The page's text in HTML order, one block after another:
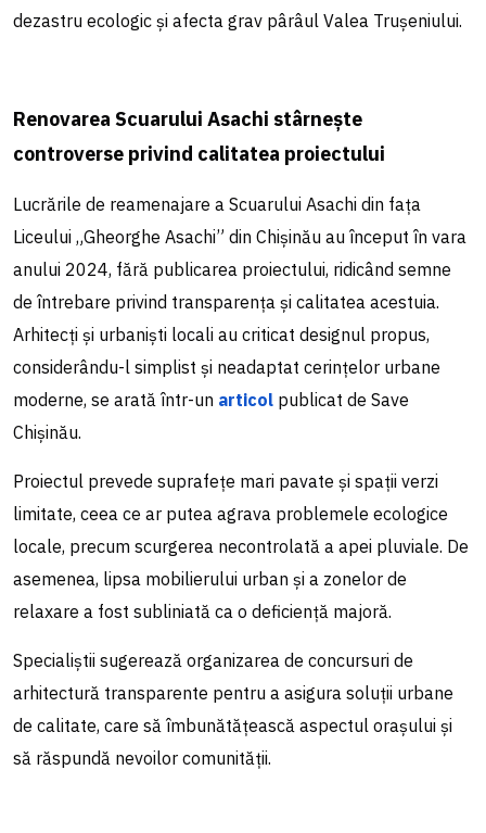
dezastru ecologic și afecta grav pârâul Valea Trușeniului.
Renovarea Scuarului Asachi stârnește
controverse privind calitatea proiectului
Lucrările de reamenajare a Scuarului Asachi din fața
Liceului „Gheorghe Asachi” din Chișinău au început în vara
anului 2024, fără publicarea proiectului, ridicând semne
de întrebare privind transparența și calitatea acestuia.
Arhitecți și urbaniști locali au criticat designul propus,
considerându-l simplist și neadaptat cerințelor urbane
moderne, se arată într-un articol publicat de Save
Chișinău.
Proiectul prevede suprafețe mari pavate și spații verzi
limitate, ceea ce ar putea agrava problemele ecologice
locale, precum scurgerea necontrolată a apei pluviale. De
asemenea, lipsa mobilierului urban și a zonelor de
relaxare a fost subliniată ca o deficiență majoră.
Specialiștii sugerează organizarea de concursuri de
arhitectură transparente pentru a asigura soluții urbane
de calitate, care să îmbunătățească aspectul orașului și
să răspundă nevoilor comunității.